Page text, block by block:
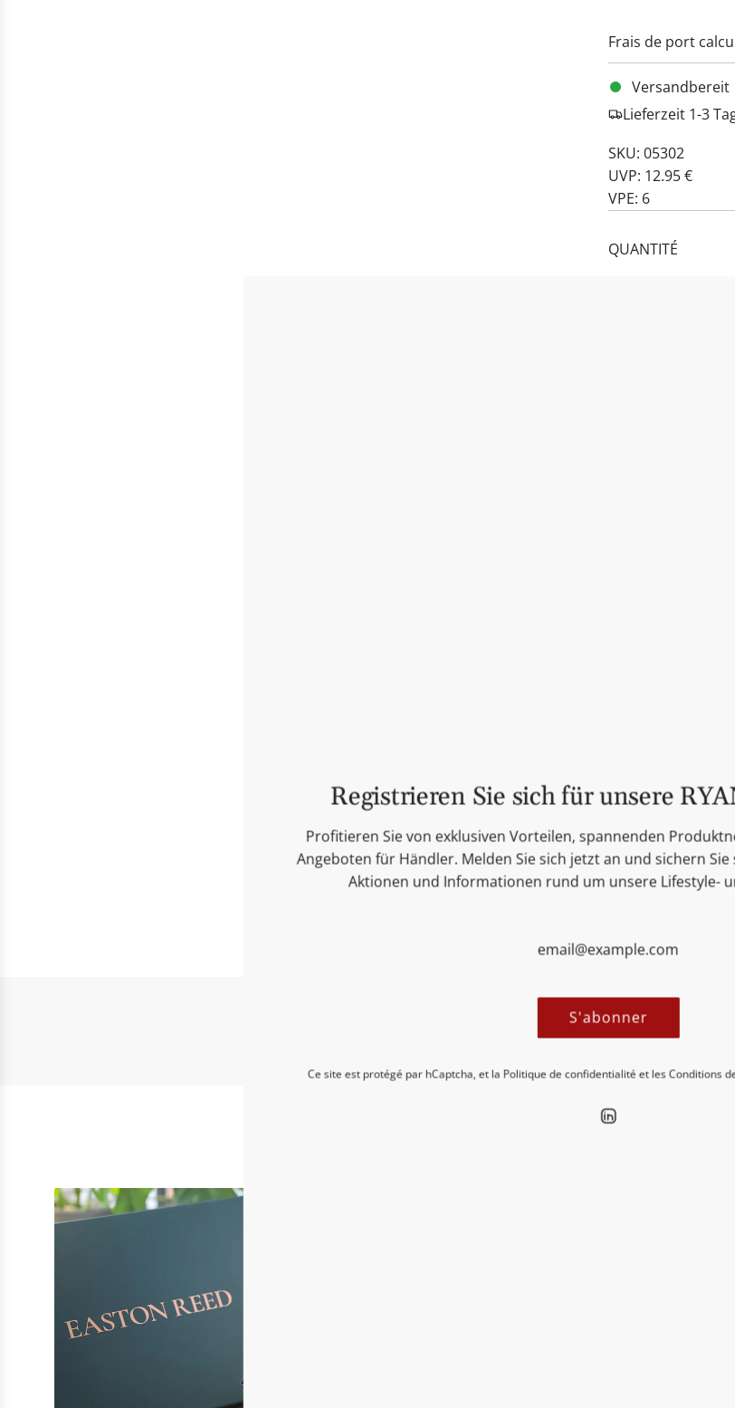
Frais de port
Versandbereit
Lieferzeit 1-3
SKU: 05302
UVP: 12.95 €
VPE: 6
QUANTITÉ
Langsam über
rauchigem
Intensiv
Perfekte
Hergestellt
Jetzt bestellen
ZUTATEN
Entdecken Sie neue Insights in
Registrieren Sie sich für unsere
Profitieren Sie von exklusiven Vorteilen, spannenden
Angeboten für Händler. Melden Sie sich jetzt an und sichern
Aktionen und Informationen rund um unsere Lifestyle-
S'abonner
Ce site est protégé par hCaptcha, et la Politique de confidentialité et les Conditions